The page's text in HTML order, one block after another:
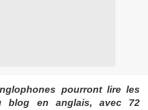
pourront lire les
blog en anglais, avec 72